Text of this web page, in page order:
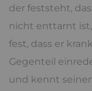
der feststeht,
nicht enttarnt
fest, dass er
Gegenteil
und kennt